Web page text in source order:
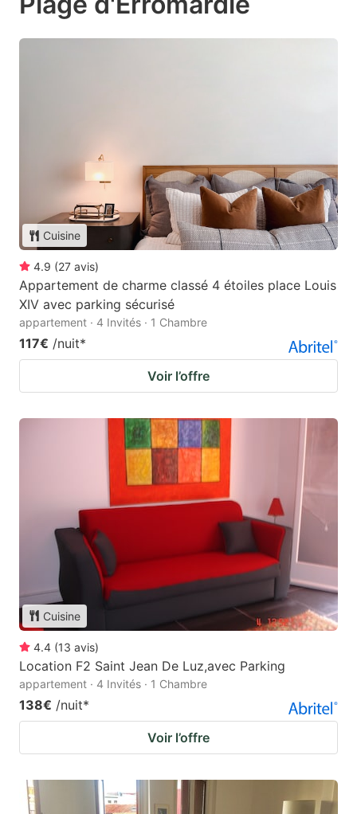
Cuisine
4.9 (27 avis)
Appartement de charme classé 4 étoiles place Louis
XIV avec parking sécurisé
appartement · 4 Invités · 1 Chambre
117€ /nuit*
Voir l’offre
Cuisine
4.4 (13 avis)
Location F2 Saint Jean De Luz,avec Parking
appartement · 4 Invités · 1 Chambre
138€ /nuit*
Voir l’offre